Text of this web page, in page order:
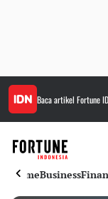
Baca artikel Fortune
HomeBusiness